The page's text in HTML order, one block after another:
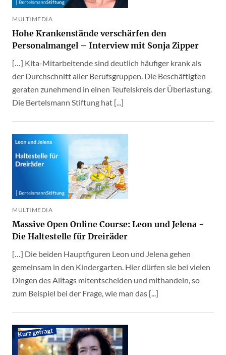
MULTIMEDIA
Hohe Krankenstände verschärfen den
Personalmangel – Interview mit Sonja Zipper
[…] Kita-Mitarbeitende sind deutlich häufiger krank als
der Durchschnitt aller Berufsgruppen. Die Beschäftigten
geraten zunehmend in einen Teufelskreis der Überlastung.
Die Bertelsmann Stiftung hat [...]
MULTIMEDIA
Massive Open Online Course: Leon und Jelena -
Die Haltestelle für Dreiräder
[…] Die beiden Hauptfiguren Leon und Jelena gehen
gemeinsam in den Kindergarten. Hier dürfen sie bei vielen
Dingen des Alltags mitentscheiden und mithandeln, so
zum Beispiel bei der Frage, wie man das [...]